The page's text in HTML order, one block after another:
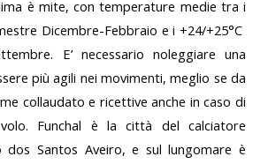
è mite, con temperature medie tra i
Dicembre-Febbraio e i +24/+25°C
E’ necessario noleggiare una
più agili nei movimenti, meglio se da
collaudato e ricettive anche in caso di
Funchal è la città del calciatore
dos Santos Aveiro, e sul lungomare è